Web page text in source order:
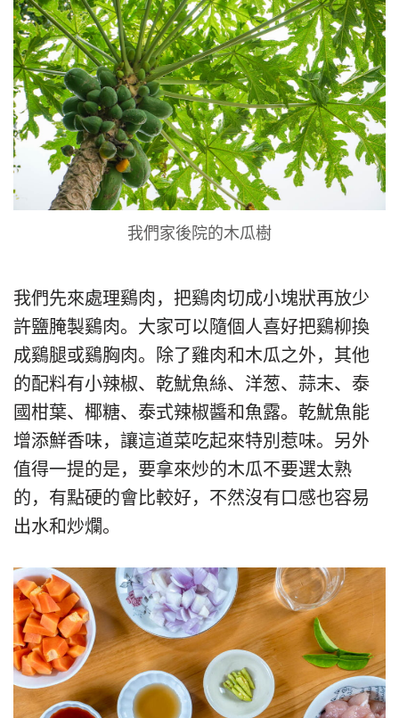
我們家後院的木瓜樹
我們先來處理鷄肉，把鷄肉切成小塊狀再放少
許鹽腌製鷄肉。大家可以隨個人喜好把鷄柳換
成鷄腿或鷄胸肉。除了雞肉和木瓜之外，其他
的配料有小辣椒、乾魷魚絲、洋葱、蒜末、泰
國柑葉、椰糖、泰式辣椒醬和魚露。乾魷魚能
增添鮮香味，讓這道菜吃起來特別惹味。另外
值得一提的是，要拿來炒的木瓜不要選太熟
的，有點硬的會比較好，不然沒有口感也容易
出水和炒爛。